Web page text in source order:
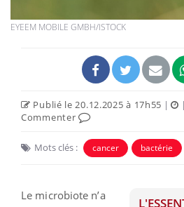
EYEEM MOBILE GMBH/ISTOCK
Publié le 20.12.2025 à 17h55 | |
Commenter
Mots clés : cancer bactérie
Le microbiote n’a